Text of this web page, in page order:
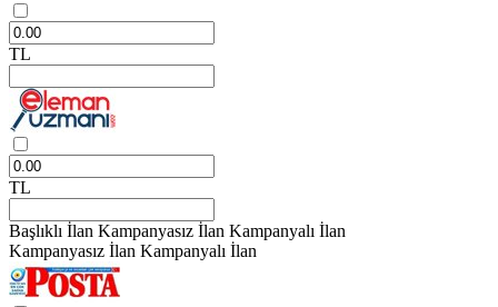
TL
TL
Başlıklı İlan Kampanyasız İlan Kampanyalı İlan
Kampanyasız İlan Kampanyalı İlan